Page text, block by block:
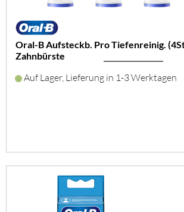
Oral-B Aufsteckb. Pro Tiefenreinig.
Zahnbürste
Auf Lager, Lieferung in 1-3 Werktagen